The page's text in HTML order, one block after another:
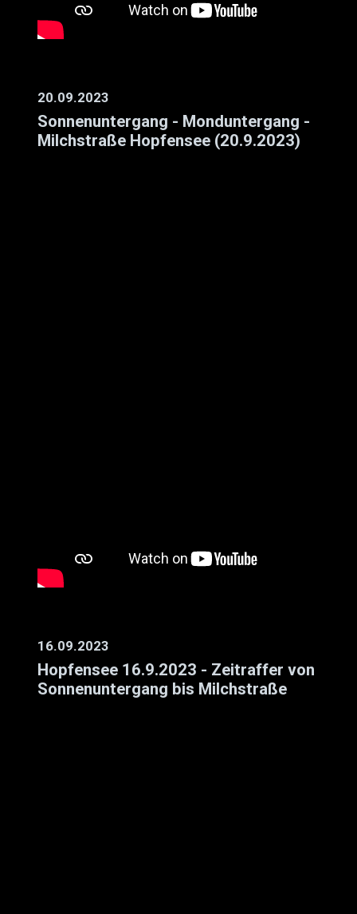
20.09.2023
Sonnenuntergang - Monduntergang -
Milchstraße Hopfensee (20.9.2023)
16.09.2023
Hopfensee 16.9.2023 - Zeitraffer von
Sonnenuntergang bis Milchstraße